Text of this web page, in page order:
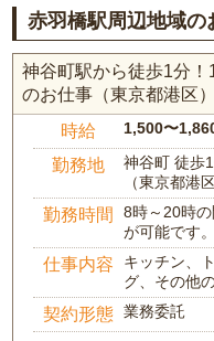
赤羽橋駅周辺地域
神谷町駅から徒歩1分
のお仕事（東京都港区）
時給 1,500〜
勤務地
神谷町 徒歩
（東京都港
勤務時間
8時～20時
が可能です
仕事内容
キッチン、
グ、その他
契約形態 業務委託